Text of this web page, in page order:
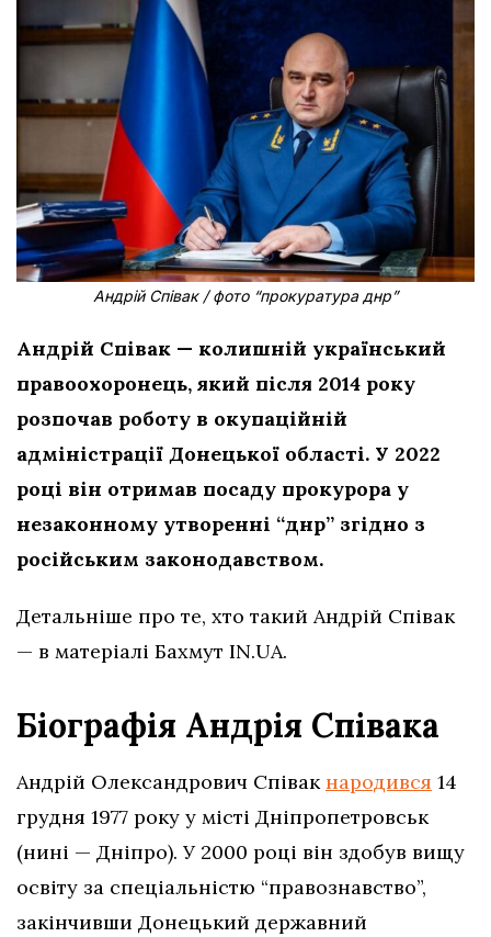
Андрій Співак / фото “прокуратура днр”
Андрій Співак — колишній український
правоохоронець, який після 2014 року
розпочав роботу в окупаційній
адміністрації Донецької області. У 2022
році він отримав посаду прокурора у
незаконному утворенні “днр” згідно з
російським законодавством.
Детальніше про те, хто такий Андрій Співак
— в матеріалі Бахмут IN.UA.
Біографія Андрія Співака
Андрій Олександрович Співак народився 14
грудня 1977 року у місті Дніпропетровськ
(нині — Дніпро). У 2000 році він здобув вищу
освіту за спеціальністю “правознавство”,
закінчивши Донецький державний